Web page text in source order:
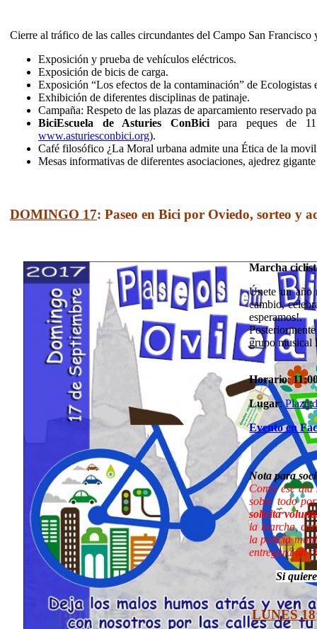
Cierre al tráfico de las calles circundantes del Campo San
Exposición y prueba de vehículos eléctricos.
Exposición de bicis de carga.
Exposición “Los efectos de la contaminación” de Ecologistas
Exhibición de diferentes disciplinas de patinaje.
Campaña: Respeto de las plazas de aparcamiento reservado
BiciEscuela de Asturies ConBicipara peques de
www.asturiesconbici.org).
Café filosófico ¿La Moral urbana admite una Ética de la
Mesas informativas de diferentes asociaciones, ajedrez
DOMINGO 17: Paseo en Bici por Oviedo, sorteo y
Marcha
Únete un año
cambio,
esperamos!.
grupo musical
Horario:
Lugar:Plaza
Evento en
Nota para
Como ese
sobre todo
solicita
la marcha,
la policía
entregará un
Si
LUNES 18